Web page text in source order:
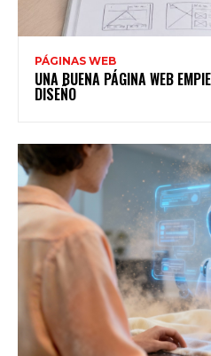
PÁGINAS WEB
UNA BUENA PÁGINA WEB
DISEÑO